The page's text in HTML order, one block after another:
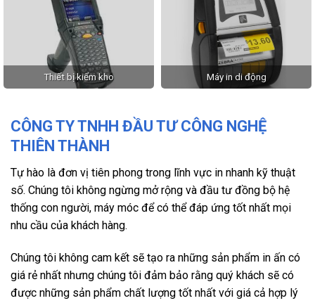
Thiết bị kiểm kho Máy in di động
CÔNG TY TNHH ĐẦU TƯ CÔNG NGHỆ
THIÊN THÀNH
Tự hào là đơn vị tiên phong trong lĩnh vực in nhanh kỹ thuật
số. Chúng tôi không ngừng mở rộng và đầu tư đồng bộ hệ
thống con người, máy móc để có thể đáp ứng tốt nhất mọi
nhu cầu của khách hàng.
Chúng tôi không cam kết sẽ tạo ra những sản phẩm in ấn có
giá rẻ nhất nhưng chúng tôi đảm bảo rằng quý khách sẽ có
được những sản phẩm chất lượng tốt nhất với giá cả hợp lý